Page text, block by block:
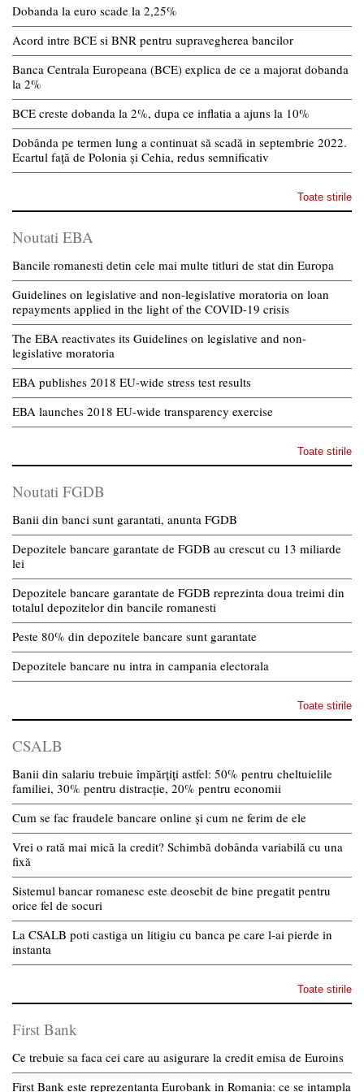
Dobanda la euro scade la 2,25%
Acord intre BCE si BNR pentru supravegherea bancilor
Banca Centrala Europeana (BCE) explica de ce a majorat dobanda
la 2%
BCE creste dobanda la 2%, dupa ce inflatia a ajuns la 10%
Dobânda pe termen lung a continuat să scadă in septembrie 2022.
Ecartul față de Polonia și Cehia, redus semnificativ
Toate stirile
Noutati EBA
Bancile romanesti detin cele mai multe titluri de stat din Europa
Guidelines on legislative and non-legislative moratoria on loan
repayments applied in the light of the COVID-19 crisis
The EBA reactivates its Guidelines on legislative and non-
legislative moratoria
EBA publishes 2018 EU-wide stress test results
EBA launches 2018 EU-wide transparency exercise
Toate stirile
Noutati FGDB
Banii din banci sunt garantati, anunta FGDB
Depozitele bancare garantate de FGDB au crescut cu 13 miliarde
lei
Depozitele bancare garantate de FGDB reprezinta doua treimi din
totalul depozitelor din bancile romanesti
Peste 80% din depozitele bancare sunt garantate
Depozitele bancare nu intra in campania electorala
Toate stirile
CSALB
Banii din salariu trebuie împărțiți astfel: 50% pentru cheltuielile
familiei, 30% pentru distracție, 20% pentru economii
Cum se fac fraudele bancare online și cum ne ferim de ele
Vrei o rată mai mică la credit? Schimbă dobânda variabilă cu una
fixă
Sistemul bancar romanesc este deosebit de bine pregatit pentru
orice fel de socuri
La CSALB poti castiga un litigiu cu banca pe care l-ai pierde in
instanta
Toate stirile
First Bank
Ce trebuie sa faca cei care au asigurare la credit emisa de Euroins
First Bank este reprezentanta Eurobank in Romania: ce se intampla